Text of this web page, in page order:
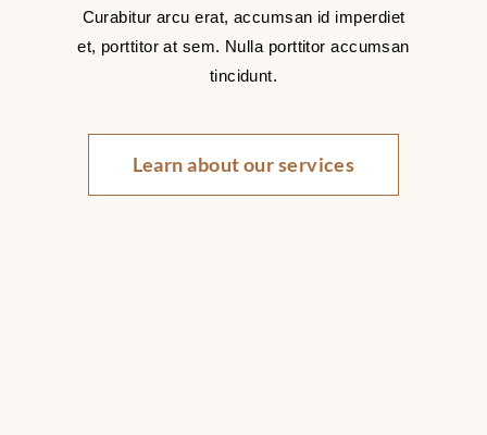
Curabitur arcu erat, accumsan id imperdiet
et, porttitor at sem. Nulla porttitor accumsan
tincidunt.
Learn about our services